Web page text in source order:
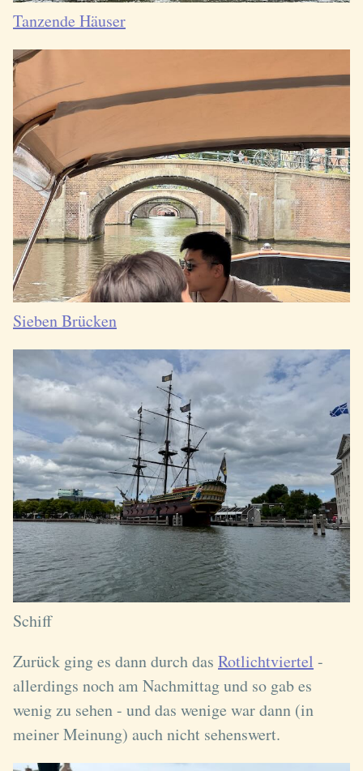
Tanzende Häuser
Sieben Brücken
Schiff
Zurück ging es dann durch das Rotlichtviertel -
allerdings noch am Nachmittag und so gab es
wenig zu sehen - und das wenige war dann (in
meiner Meinung) auch nicht sehenswert.